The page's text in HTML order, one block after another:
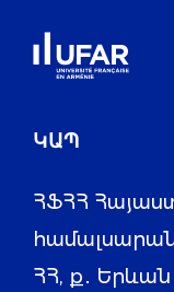
ԿԱՊ
ՀՖՀՀ
ՀՀ, ք․